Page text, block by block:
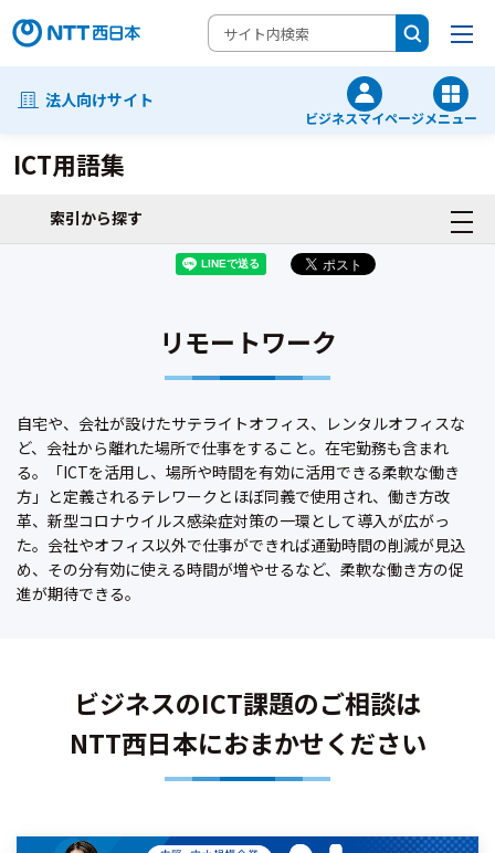
法人向けサイト
ビジネスマイページメニュー
ICT用語集
索引から探す
リモートワーク
自宅や、会社が設けたサテライトオフィス、レンタルオフィスな
ど、会社から離れた場所で仕事をすること。在宅勤務も含まれ
る。「ICTを活用し、場所や時間を有効に活用できる柔軟な働き
方」と定義されるテレワークとほぼ同義で使用され、働き方改
革、新型コロナウイルス感染症対策の一環として導入が広がっ
た。会社やオフィス以外で仕事ができれば通勤時間の削減が見込
め、その分有効に使える時間が増やせるなど、柔軟な働き方の促
進が期待できる。
ビジネスのICT課題のご相談は
NTT西日本におまかせください